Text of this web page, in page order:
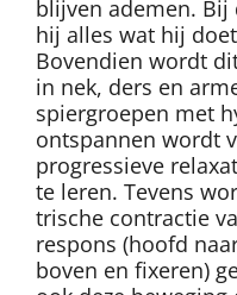
blijven ademen.
hij alles wat hij
Bovendien wordt
in nek, ders en
spiergroepen met
ontspannen wordt
progressieve
te leren. Tevens
trische contractie
respons (hoofd
boven en fixeren)